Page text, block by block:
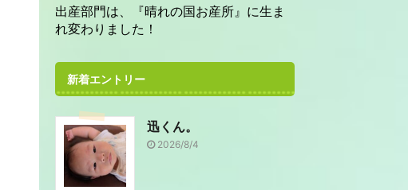
出産部門は、『晴れの国お産所』に生ま
れ変わりました！
新着エントリー
迅くん。
2026/8/4